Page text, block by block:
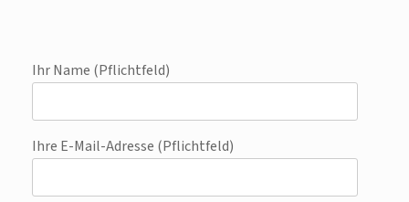
Ihr Name (Pflichtfeld)
Ihre E-Mail-Adresse (Pflichtfeld)